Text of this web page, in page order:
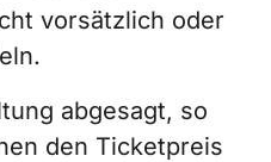
vorsätzlich oder
abgesagt, so
den Ticketpreis